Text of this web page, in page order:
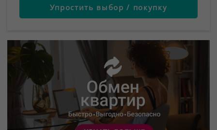
Упростить выбор / покупку